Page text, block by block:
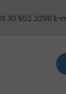
30 552 2290